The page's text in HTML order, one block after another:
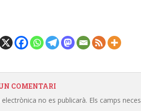
COMENTARI
electrònica no es publicarà. Els camps